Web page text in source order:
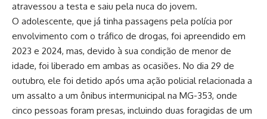
atravessou a testa e saiu pela nuca do jovem.
O adolescente, que já tinha passagens pela polícia por
envolvimento com o tráfico de drogas, foi apreendido em
2023 e 2024, mas, devido à sua condição de menor de
idade, foi liberado em ambas as ocasiões. No dia 29 de
outubro, ele foi detido após uma ação policial relacionada a
um assalto a um ônibus intermunicipal na MG-353, onde
cinco pessoas foram presas, incluindo duas foragidas de um